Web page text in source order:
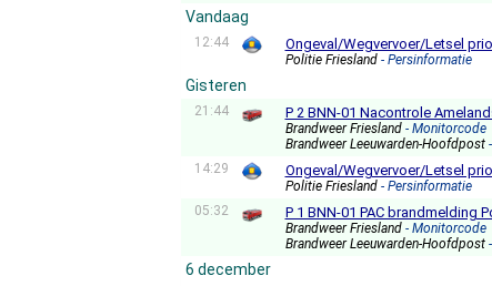
Vandaag
12:44 Ongeval/Wegvervoer/Letsel
Politie Friesland - Persinformatie
Gisteren
21:44 P 2 BNN-01 Nacontrole
Brandweer Friesland - Monitorcode
Brandweer Leeuwarden-Hoofdpost
14:29
Ongeval/Wegvervoer/Letsel
Politie Friesland - Persinformatie
05:32
P 1 BNN-01 PAC brandmelding
Brandweer Friesland - Monitorcode
Brandweer Leeuwarden-Hoofdpost
6 december